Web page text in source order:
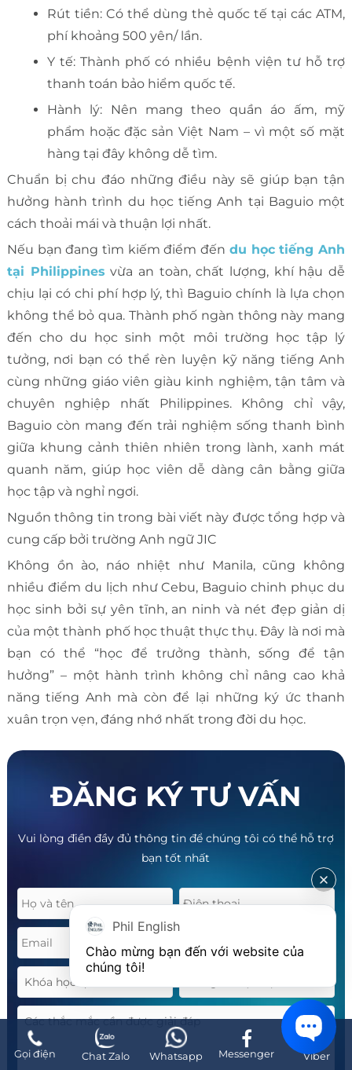
Rút tiền: Có thể dùng thẻ quốc tế tại các ATM,
phí khoảng 500 yên/ lần.
Y tế: Thành phố có nhiều bệnh viện tư hỗ trợ
thanh toán bảo hiểm quốc tế.
Hành lý: Nên mang theo quần áo ấm, mỹ
phẩm hoặc đặc sản Việt Nam – vì một số mặt
hàng tại đây không dễ tìm.
Chuẩn bị chu đáo những điều này sẽ giúp bạn tận
hưởng hành trình du học tiếng Anh tại Baguio một
cách thoải mái và thuận lợi nhất.
Nếu bạn đang tìm kiếm điểm đến du học tiếng Anh
tại Philippines vừa an toàn, chất lượng, khí hậu dễ
chịu lại có chi phí hợp lý, thì Baguio chính là lựa chọn
không thể bỏ qua. Thành phố ngàn thông này mang
đến cho du học sinh một môi trường học tập lý
tưởng, nơi bạn có thể rèn luyện kỹ năng tiếng Anh
cùng những giáo viên giàu kinh nghiệm, tận tâm và
chuyên nghiệp nhất Philippines. Không chỉ vậy,
Baguio còn mang đến trải nghiệm sống thanh bình
giữa khung cảnh thiên nhiên trong lành, xanh mát
quanh năm, giúp học viên dễ dàng cân bằng giữa
học tập và nghỉ ngơi.
Nguồn thông tin trong bài viết này được tổng hợp và
cung cấp bởi trường Anh ngữ JIC
Không ồn ào, náo nhiệt như Manila, cũng không
nhiều điểm du lịch như Cebu, Baguio chinh phục du
học sinh bởi sự yên tĩnh, an ninh và nét đẹp giản dị
của một thành phố học thuật thực thụ. Đây là nơi mà
bạn có thể “học để trưởng thành, sống để tận
hưởng” – một hành trình không chỉ nâng cao khả
năng tiếng Anh mà còn để lại những ký ức thanh
xuân trọn vẹn, đáng nhớ nhất trong đời du học.
ĐĂNG KÝ TƯ VẤN
Vui lòng điền đầy đủ thông tin để chúng tôi có thể hỗ trợ
bạn tốt nhất
Gọi điện Chat Zalo Whatsapp Messenger Viber
Phil English
Chào mừng bạn đến với website của
chúng tôi!